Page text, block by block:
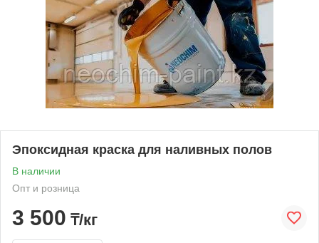
Эпоксидная краска для наливных полов
В наличии
Опт и розница
3 500 ₸/кг